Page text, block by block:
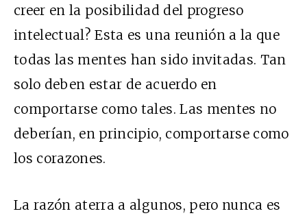
creer en la posibilidad del progreso
intelectual? Esta es una reunión a la que
todas las mentes han sido invitadas. Tan
solo deben estar de acuerdo en
comportarse como tales. Las mentes no
deberían, en principio, comportarse como
los corazones.
La razón aterra a algunos, pero nunca es